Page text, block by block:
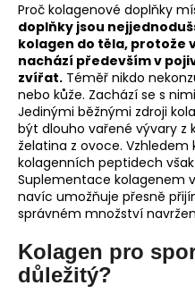
Proč kolagenové doplňky
doplňky jsou
kolagen do těla, protože
nachází především v
zvířat. Téměř nikdo
nebo kůže. Zachází se s
Jedinými běžnými zdroji
být dlouho vařené vývary z
želatina z ovoce.
kolagenních peptidech
Suplementace kolagenem
navíc umožňuje přesně
správném množství
Kolagen pro
důležitý?